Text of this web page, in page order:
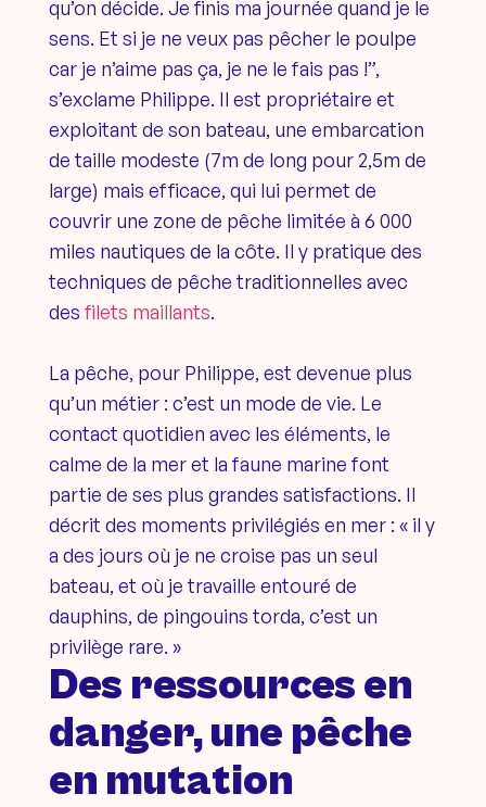
qu’on décide. Je finis ma journée quand je le
sens. Et si je ne veux pas pêcher le poulpe
car je n’aime pas ça, je ne le fais pas !”,
s’exclame Philippe. Il est propriétaire et
exploitant de son bateau, une embarcation
de taille modeste (7m de long pour 2,5m de
large) mais efficace, qui lui permet de
couvrir une zone de pêche limitée à 6 000
miles nautiques de la côte. Il y pratique des
techniques de pêche traditionnelles avec
des filets maillants.
La pêche, pour Philippe, est devenue plus
qu’un métier : c’est un mode de vie. Le
contact quotidien avec les éléments, le
calme de la mer et la faune marine font
partie de ses plus grandes satisfactions. Il
décrit des moments privilégiés en mer : « il y
a des jours où je ne croise pas un seul
bateau, et où je travaille entouré de
dauphins, de pingouins torda, c’est un
privilège rare. »
Des ressources en
danger, une pêche
en mutation